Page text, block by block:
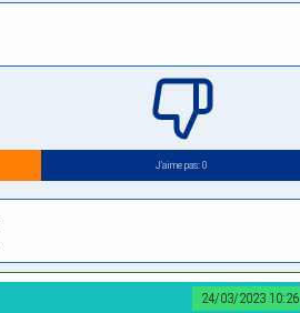
J’aime pas: 0
24/03/2023 10:26